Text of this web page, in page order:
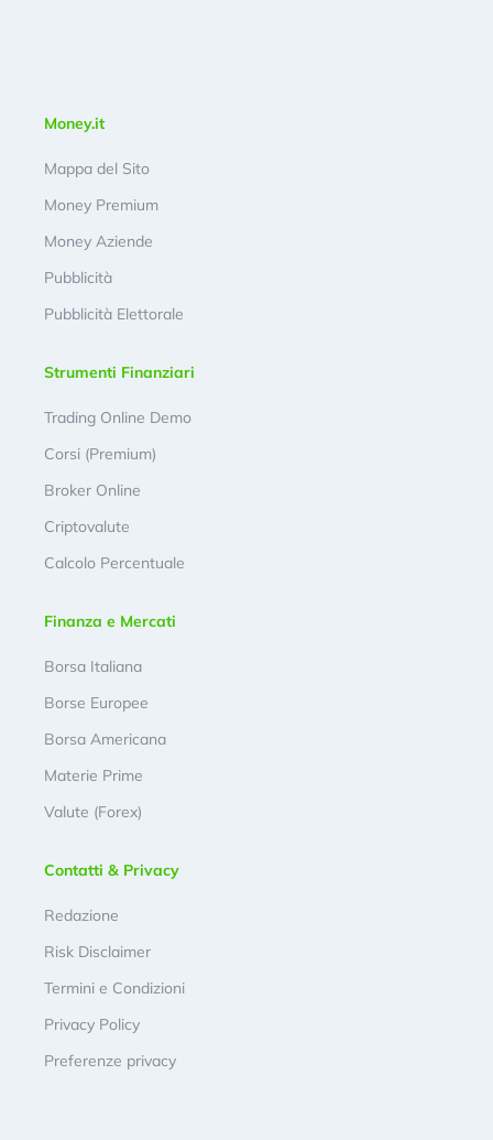
Money.it
Mappa del Sito
Money Premium
Money Aziende
Pubblicità
Pubblicità Elettorale
Strumenti Finanziari
Trading Online Demo
Corsi (Premium)
Broker Online
Criptovalute
Calcolo Percentuale
Finanza e Mercati
Borsa Italiana
Borse Europee
Borsa Americana
Materie Prime
Valute (Forex)
Contatti & Privacy
Redazione
Risk Disclaimer
Termini e Condizioni
Privacy Policy
Preferenze privacy